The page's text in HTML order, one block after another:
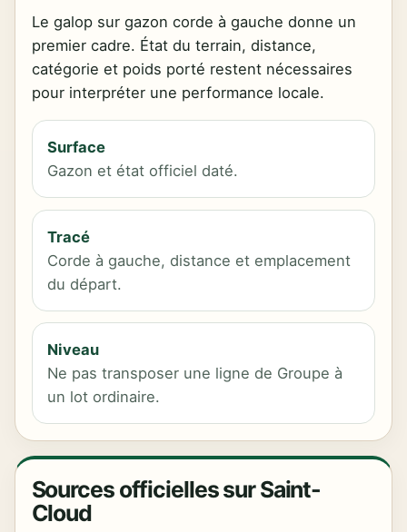
Le galop sur gazon corde à gauche donne un
premier cadre. État du terrain, distance,
catégorie et poids porté restent nécessaires
pour interpréter une performance locale.
Surface
Gazon et état officiel daté.
Tracé
Corde à gauche, distance et emplacement
du départ.
Niveau
Ne pas transposer une ligne de Groupe à
un lot ordinaire.
Sources officielles sur Saint-
Cloud